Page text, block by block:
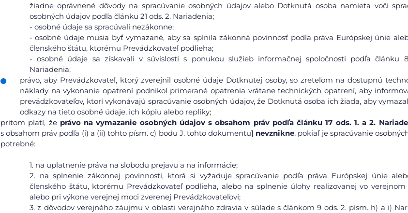
žiadne oprávnené dôvody na spracúvanie osobných údajov alebo Dotknutá osoba namieta voči
osobných údajov podľa článku 21 ods. 2. Nariadenia;
- osobné údaje sa spracúvali nezákonne;
-osobné údaje musia byť vymazané, aby sa splnila zákonná povinnosť podľa práva Európskej únie
členského štátu, ktorému Prevádzkovateľ podlieha;
-osobné údaje sa získavali v súvislosti s ponukou služieb informačnej spoločnosti podľa článku
Nariadenia;
právo, aby Prevádzkovateľ, ktorý zverejnil osobné údaje Dotknutej osoby, so zreteľom na dostupnú
náklady na vykonanie opatrení podnikol primerané opatrenia vrátane technických opatrení, aby
prevádzkovateľov, ktorí vykonávajú spracúvanie osobných údajov, že Dotknutá osoba ich žiada, aby
odkazy na tieto osobné údaje, ich kópiu alebo repliky;
pritom platí, že právo na vymazanie osobných údajov s obsahom práv podľa článku 17 ods. 1. a 2.
s obsahom práv podľa (i) a (ii) tohto písm. c) bodu J. tohto dokumentu] nevznikne, pokiaľ je spracúvanie
potrebné:
1. na uplatnenie práva na slobodu prejavu a na informácie;
2. na splnenie zákonnej povinnosti, ktorá si vyžaduje spracúvanie podľa práva Európskej únie
členského štátu, ktorému Prevádzkovateľ podlieha, alebo na splnenie úlohy realizovanej vo
alebo pri výkone verejnej moci zverenej Prevádzkovateľovi;
3.z dôvodov verejného záujmu v oblasti verejného zdravia v súlade s článkom 9 ods. 2. písm. h) a i)